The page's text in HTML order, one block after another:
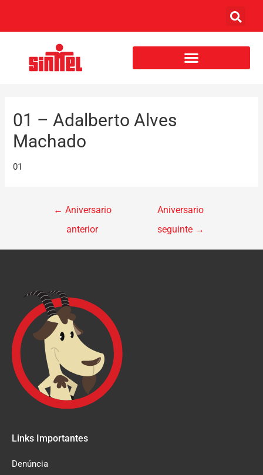
01 – Adalberto Alves
Machado
01
← Aniversario
anterior
Aniversario
seguinte →
Links Importantes
Denúncia